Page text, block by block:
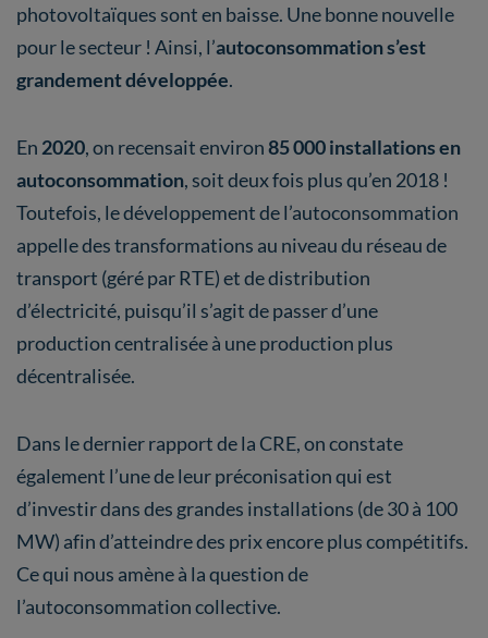
photovoltaïques sont en baisse. Une bonne nouvelle
pour le secteur ! Ainsi, l’autoconsommation s’est
grandement développée.
En 2020, on recensait environ85 000 installations en
autoconsommation, soit deux fois plus qu’en 2018 !
Toutefois, le développement de l’autoconsommation
appelle des transformations au niveau du réseau de
transport (géré par RTE) et de distribution
d’électricité, puisqu’il s’agit de passer d’une
production centralisée à une production plus
décentralisée.
Dans le dernier rapport de la CRE, on constate
également l’une de leur préconisation qui est
d’investir dans des grandes installations (de 30 à 100
MW) afin d’atteindre des prix encore plus compétitifs.
Ce qui nous amène à la question de
l’autoconsommation collective.